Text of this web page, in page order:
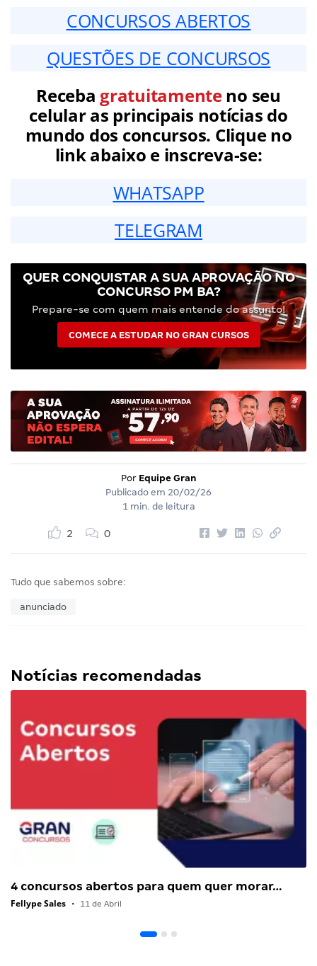
CONCURSOS ABERTOS
QUESTÕES DE CONCURSOS
Receba gratuitamenteno seu
celular as principais notícias do
mundo dos concursos. Clique no
link abaixo e inscreva-se:
WHATSAPP
TELEGRAM
QUER CONQUISTAR A SUA APROVAÇÃO NO
CONCURSO PM BA?
Prepare-se com quem mais entende do assunto!
COMECE A ESTUDAR NO GRAN CURSOS
Por Equipe Gran
Publicado em 20/02/26
1 min. de leitura
2 0
Tudo que sabemos sobre:
anunciado
Notícias recomendadas
4 concursos abertos para quem quer morar…
Fellype Sales • 11 de Abril